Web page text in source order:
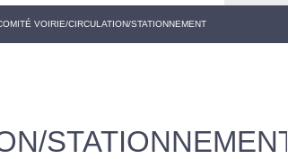
VOIRIE/CIRCULATION/STATIONNEMENT
STATIONNEMENT